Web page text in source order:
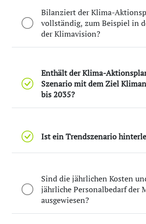
Bilanziert der Klima-
vollständig, zum Beispiel in
der Klimavision?
Enthält der Klima-
Szenario mit dem Ziel
bis 2035?
Ist ein Trendszenario
Sind die jährlichen Kosten
jährliche Personalbedarf der
ausgewiesen?